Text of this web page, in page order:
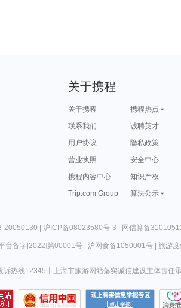
关于携程
关于携程
携程热点
联系我们
诚聘英才
用户协议
隐私政策
营业执照
安全中心
携程内容中心
知识产权
Trip.com Group
算法公示
20050130 | 沪ICP备08023580号-3 | 网信算备
台备字[2022]第00001号| 沪网食备1050001号| 旅游
诉热线12345 上海市旅游网站落实诚信建设主体责任